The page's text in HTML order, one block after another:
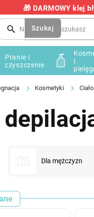
🎁 DARMOWY klej
Szukaj
Pranie i
czyszczenie
i
Kosmetyki Ciało
Dla mężczyzn